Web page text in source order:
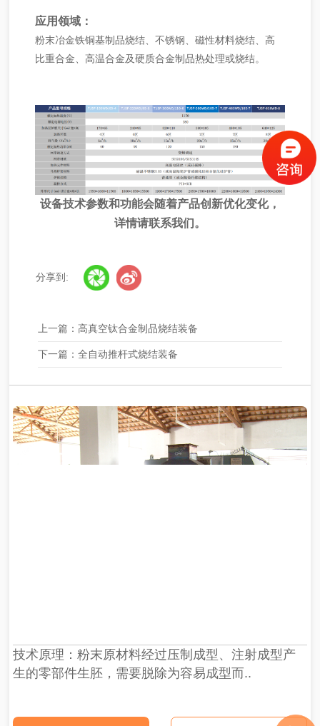
应⽤领域：
粉末冶⾦铁铜基制品烧结、不锈钢、磁性材料烧结、⾼
⽐重合⾦、⾼温合⾦及硬质合⾦制品热处理或烧结。
设备技术参数和功能会随着产品创新优化变化，
详情请联系我们。
分享到:
上一篇： 高真空钛合金制品烧结装备
下一篇： 全自动推杆式烧结装备
技术原理：粉末原材料经过压制成型、注射成型产
生的零部件生胚，需要脱除为容易成型而..